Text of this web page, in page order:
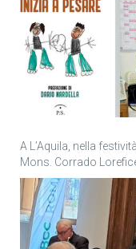
A L’Aquila, nella
Mons. Corrado